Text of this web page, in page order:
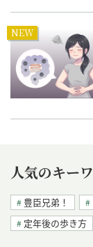
NEW
人気のキー
豊臣兄弟！
定年後の歩き方